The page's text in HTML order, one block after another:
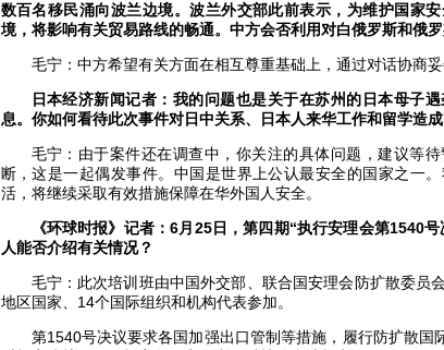
数百名移民涌向波兰边境。波兰外交部此前表示，为维护国家
境，将影响有关贸易路线的畅通。中方会否利用对白俄罗斯和俄
毛宁：中方希望有关方面在相互尊重基础上，通过对话协商妥
日本经济新闻记者：我的问题也是关于在苏州的日本母子
息。你如何看待此次事件对日中关系、日本人来华工作和留学造
毛宁：由于案件还在调查中，你关注的具体问题，建议等
断，这是一起偶发事件。中国是世界上公认最安全的国家之一
活，将继续采取有效措施保障在华外国人安全。
《环球时报》记者：6月25日，第四期“执行安理会第1540
人能否介绍有关情况？
毛宁：此次培训班由中国外交部、联合国安理会防扩散委员
地区国家、14个国际组织和机构代表参加。
第1540号决议要求各国加强出口管制等措施，履行防扩散